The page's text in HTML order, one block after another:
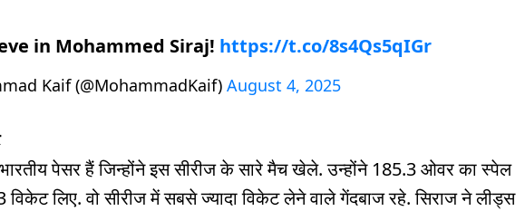
in Mohammed Siraj! https://t.co/8s4Qs5qIGr
Kaif (@MohammadKaif) August 4, 2025
पेसर हैं जिन्होंने इस सीरीज के सारे मैच खेले. उन्होंने 185.3 ओवर का स्पेल
विकेट लिए. वो सीरीज में सबसे ज्यादा विकेट लेने वाले गेंदबाज रहे. सिराज ने लीड्स